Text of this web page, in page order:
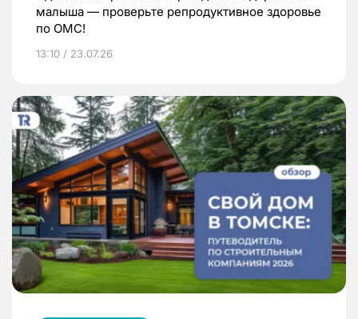
малыша — проверьте репродуктивное здоровье
по ОМС!
13:10 / 23.07.26